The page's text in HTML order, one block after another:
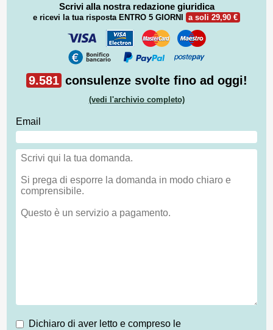
Scrivi alla nostra redazione giuridica
e ricevi la tua risposta ENTRO 5 GIORNI a soli 29,90 €
9.581 consulenze svolte fino ad oggi!
(vedi l'archivio completo)
Email
Dichiaro di aver letto e compreso le